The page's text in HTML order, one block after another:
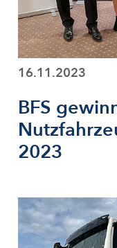
16.11.2023
BFS
2023